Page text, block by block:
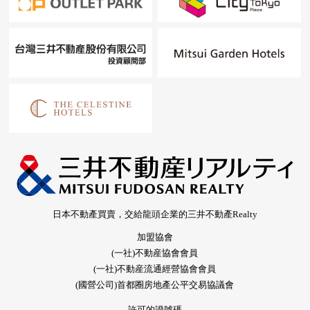
日本不動產買賣，交給龍頭企業的三井不動產Realty
加盟協會
(一社)不動産協會會員
(一社)不動産流通經營協會會員
(國營公司)首都圈房地產公平交易協議會